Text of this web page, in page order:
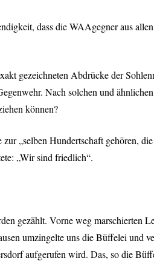
dass die WAAgegner aus
gezeichneten Abdrücke der
Nach solchen und
können?
„selben Hundertschaft gehören,
„Wir sind friedlich“.
gezählt. Vorne weg marschierten
umzingelte uns die Büffelei und
aufgerufen wird. Das, so die